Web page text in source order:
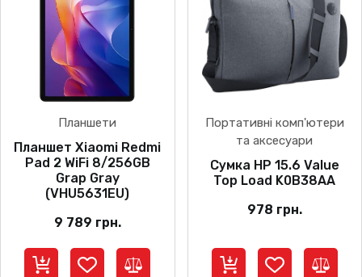
Планшети
Планшет Xiaomi Redmi
Pad 2 WiFi 8/256GB
Grap Gray
(VHU5631EU)
9 789 грн.
Портативні комп'ютери
та аксесуари
Сумка HP 15.6 Value
Top Load K0B38AA
978 грн.